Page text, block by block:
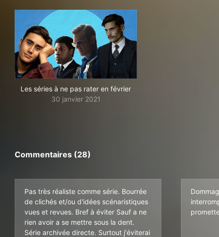
Les séries à ne pas rater en février
30 janvier 2021
Commentaires (28)
Pas très réaliste comme série. Bourrée
de clichés et/ou d'idées scénaristiques
vues et revues. Bref à éviter Sauf a ne
rien avoir a se mettre sous la dent.
Série archivée directe. Surtout j'éviterai